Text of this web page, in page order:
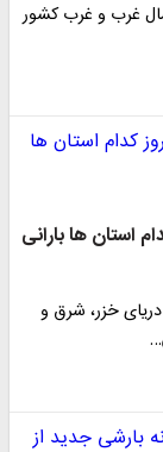
غرب و غرب کشور
استان ها بارانی
خزر، شرق و